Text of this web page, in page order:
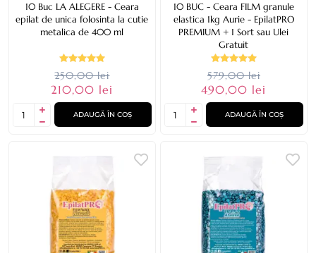
10 Buc LA ALEGERE - Ceara
epilat de unica folosinta la cutie
metalica de 400 ml
250,00 lei
210,00 lei
ADAUGĂ ÎN COȘ
10 BUC - Ceara FILM granule
elastica 1kg Aurie - EpilatPRO
PREMIUM + 1 Sort sau Ulei
Gratuit
579,00 lei
490,00 lei
ADAUGĂ ÎN COȘ